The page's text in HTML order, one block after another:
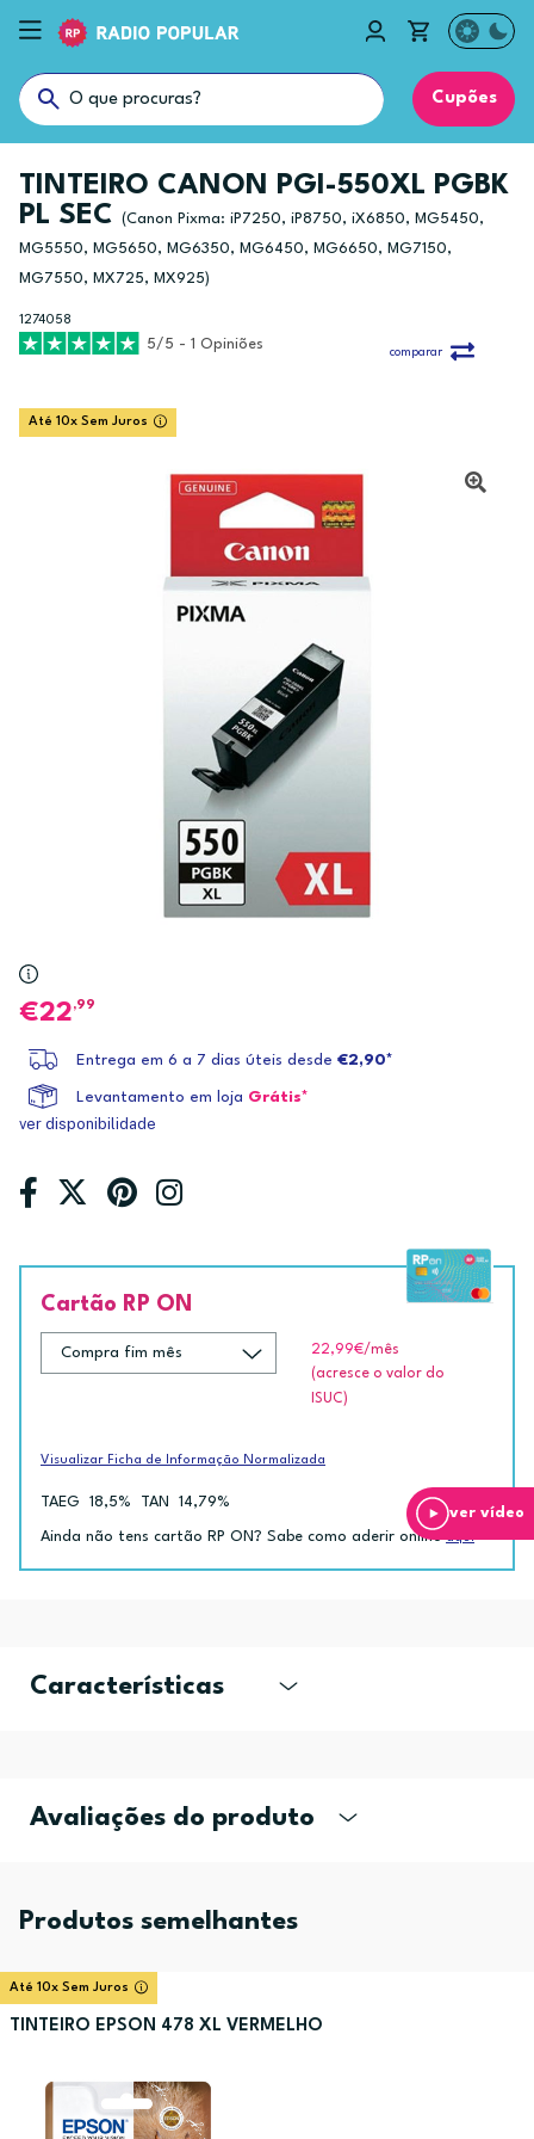
Cupões
TINTEIRO CANON PGI-550XL PGBK
PL SEC
(Canon Pixma: iP7250, iP8750, iX6850, MG5450,
MG5550, MG5650, MG6350, MG6450, MG6650, MG7150,
MG7550, MX725, MX925)
1274058
5/5 - 1 Opiniões
comparar
Até 10x Sem Juros
ver vídeo
22,99
Entrega em 6 a 7 dias úteis desde €2,90*
Levantamento em loja Grátis*
ver disponibilidade
Cartão RP ON
22,99€/mês
(acresce o valor do
ISUC)
Visualizar Ficha de Informação Normalizada
TAEG 18,5% TAN 14,79%
Ainda não tens cartão RP ON? Sabe como aderir onlineaqui
Características
Avaliações do produto
Produtos semelhantes
Até 10x Sem Juros
TINTEIRO EPSON 478 XL VERMELHO